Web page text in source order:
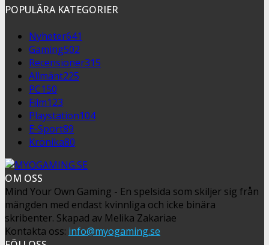
POPULÄRA KATEGORIER
Nyheter641
Gaming502
Recensioner315
Allmänt225
PC150
Film123
Playstation104
E-Sport89
Krönika80
OM OSS
Mind Your Own Gaming - En spelsida som skiljer sig från
mängden med endast kvinnliga och icke binära
skribenter. Skapad av Melika Zakariae
Kontakta oss: info@myogaming.se